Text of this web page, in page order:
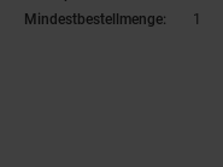
Mindestbestellmenge:
1